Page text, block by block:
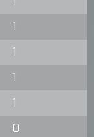
1
1
1
1
0